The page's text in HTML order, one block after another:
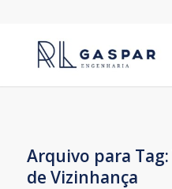
Arquivo para Tag:
de Vizinhança